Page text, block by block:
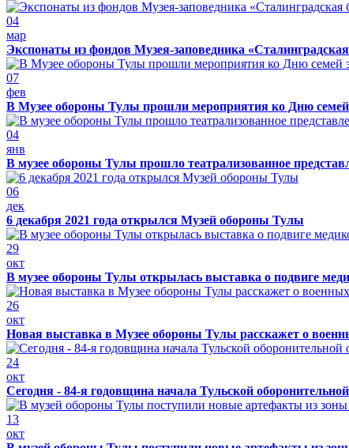
04
мар
Экспонаты из фондов Музея-заповедника
07
фев
В Музее обороны Тулы прошли мероприятия ко Дню семей
04
янв
В музее обороны Тулы прошло театрализованное
06
дек
6 декабря 2021 года открылся Музей обороны Тулы
29
окт
В музее обороны Тулы открылась выставка о подвиге
26
окт
Новая выставка в Музее обороны Тулы расскажет о
24
окт
Сегодня - 84-я годовщина начала Тульской
13
окт